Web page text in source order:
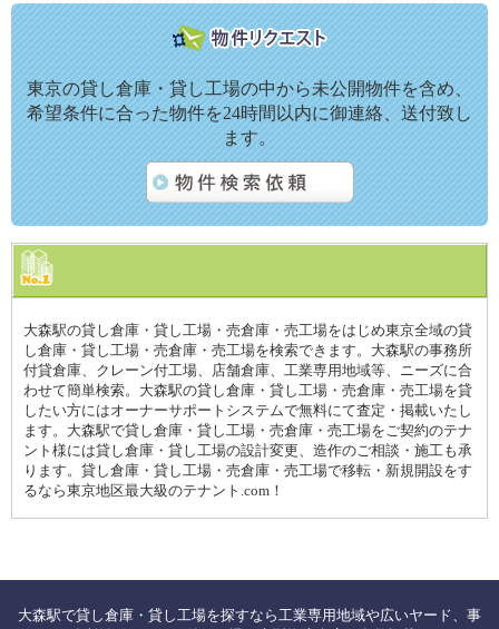
東京の貸し倉庫・貸し工場の中から未公開物件を含め、
希望条件に合った物件を24時間以内に御連絡、送付致し
ます。
大森駅の貸し倉庫・貸し工場・売倉庫・売工場をはじめ東京全域の貸
し倉庫・貸し工場・売倉庫・売工場を検索できます。大森駅の事務所
付貸倉庫、クレーン付工場、店舗倉庫、工業専用地域等、ニーズに合
わせて簡単検索。大森駅の貸し倉庫・貸し工場・売倉庫・売工場を貸
したい方にはオーナーサポートシステムで無料にて査定・掲載いたし
ます。大森駅で貸し倉庫・貸し工場・売倉庫・売工場をご契約のテナ
ント様には貸し倉庫・貸し工場の設計変更、造作のご相談・施工も承
ります。貸し倉庫・貸し工場・売倉庫・売工場で移転・新規開設をす
るなら東京地区最大級のテナント.com！
大森駅で貸し倉庫・貸し工場を探すなら工業専用地域や広いヤード、事